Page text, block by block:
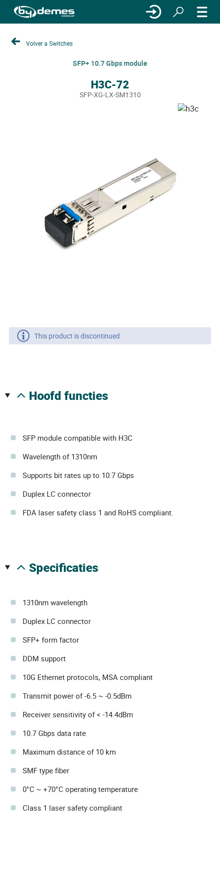
Volver a Switches
SFP+ 10.7 Gbps module
H3C-72
SFP-XG-LX-SM1310
This product is discontinued
hoofd functies
SFP module compatible with H3C
Wavelength of 1310nm
Supports bit rates up to 10.7 Gbps
Duplex LC connector
FDA laser safety class 1 and RoHS compliant.
specificaties
1310nm wavelength
Duplex LC connector
SFP+ form factor
DDM support
10G Ethernet protocols, MSA compliant
Transmit power of -6.5 ~ -0.5dBm
Receiver sensitivity of < -14.4dBm
10.7 Gbps data rate
Maximum distance of 10 km
SMF type fiber
0°C ~ +70°C operating temperature
Class 1 laser safety compliant